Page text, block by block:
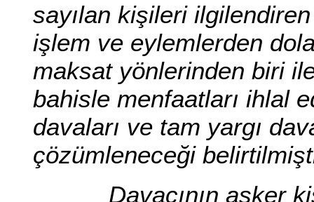
sayılan kişileri
işlem ve eylemlerden
maksat yönlerinden biri
bahisle menfaatları ihlal
davaları ve tam yargı
çözümleneceği
Davacının asker